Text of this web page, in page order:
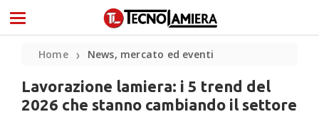
Home ❯ News, mercato ed eventi
Lavorazione lamiera: i 5 trend del
2026 che stanno cambiando il settore